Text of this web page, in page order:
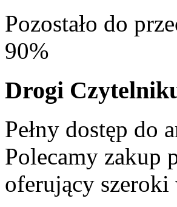
Pozostało do
90%
Drogi
Pełny dostęp do
Polecamy zakup
oferujący szeroki